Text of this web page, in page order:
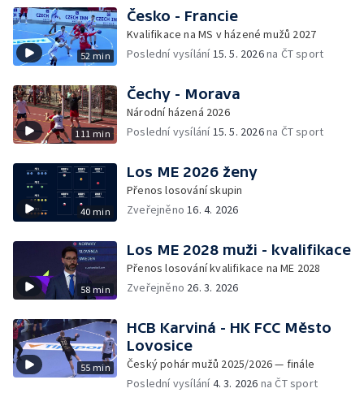
52 min
Česko - Francie
Kvalifikace na MS v házené mužů 2027
Poslední vysílání15. 5. 2026na ČT sport
111 min
Čechy - Morava
Národní házená 2026
Poslední vysílání15. 5. 2026na ČT sport
40 min
Los ME 2026 ženy
Přenos losování skupin
Zveřejněno16. 4. 2026
58 min
Los ME 2028 muži - kvalifikace
Přenos losování kvalifikace na ME 2028
Zveřejněno 26. 3. 2026
55 min
HCB Karviná - HK FCC Město
Lovosice
Český pohár mužů 2025/2026 — finále
Poslední vysílání4. 3. 2026 na ČT sport